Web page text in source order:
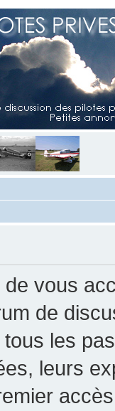
vous
de
les
leurs